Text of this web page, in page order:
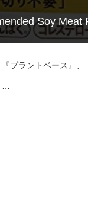
Soy Meat
プラントベース』